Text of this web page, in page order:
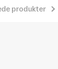
produkter